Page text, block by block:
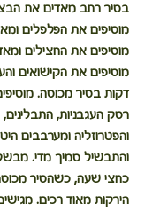
בסיר רחב מאדים את
מוסיפים את הפלפלים
מוסיפים את החצילים
מוסיפים את הקישואים
דקות בסיר מכוסה.
רסק העגבניות,
והפטרוזליה ומערבבים
והתבשיל סמיך מדי.
כחצי שעה, כשהסיר
הירקות מאוד רכים.